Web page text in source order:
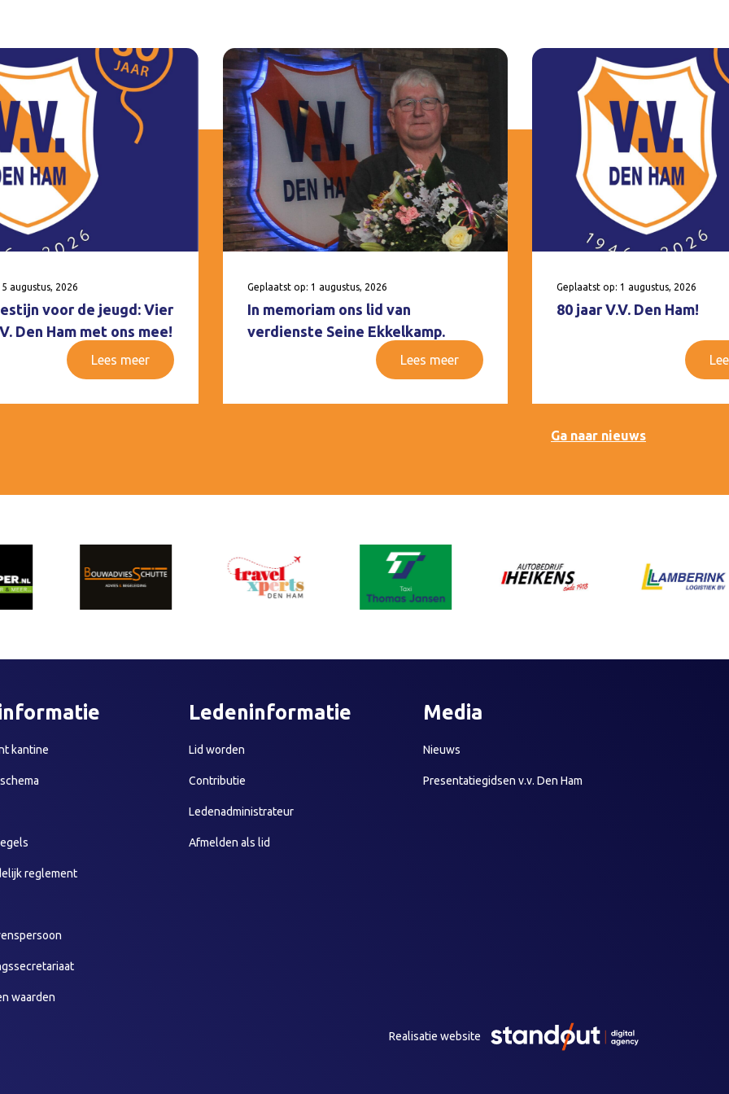
augustus, 2026
voor de jeugd: Vier
Den Ham met ons mee!
Lees meer
Geplaatst op: 1 augustus, 2026
In memoriam ons lid van
verdienste Seine Ekkelkamp.
Lees meer
Geplaatst op: 1 augustus, 2026
80 jaar V.V. Den Ham!
Ga naar nieuws
kantine
reglement
waarden
Ledeninformatie
Lid worden
Contributie
Ledenadministrateur
Afmelden als lid
Media
Nieuws
Presentatiegidsen v.v. Den Ham
Realisatie website